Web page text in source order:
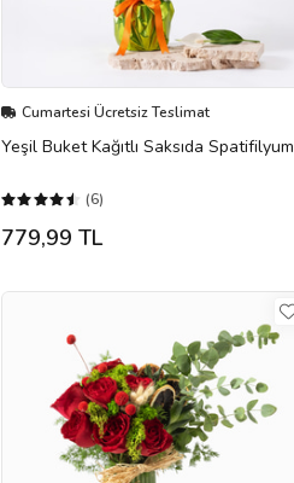
Cumartesi Ücretsiz Teslimat
Yeşil Buket Kağıtlı Saksıda Spatifilyum
(6)
779,99 TL